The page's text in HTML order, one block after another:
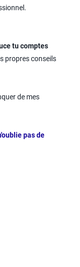
tu comptes
propres conseils
de mes
pas de